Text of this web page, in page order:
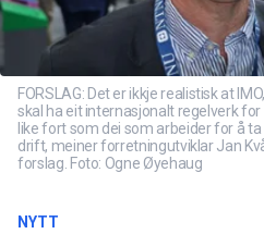
FORSLAG: Det er ikkje realistisk at
skal ha eit internasjonalt regelverk
like fort som dei som arbeider for å ta
drift, meiner forretningutviklar Jan
forslag. Foto: Ogne Øyehaug
NYTT